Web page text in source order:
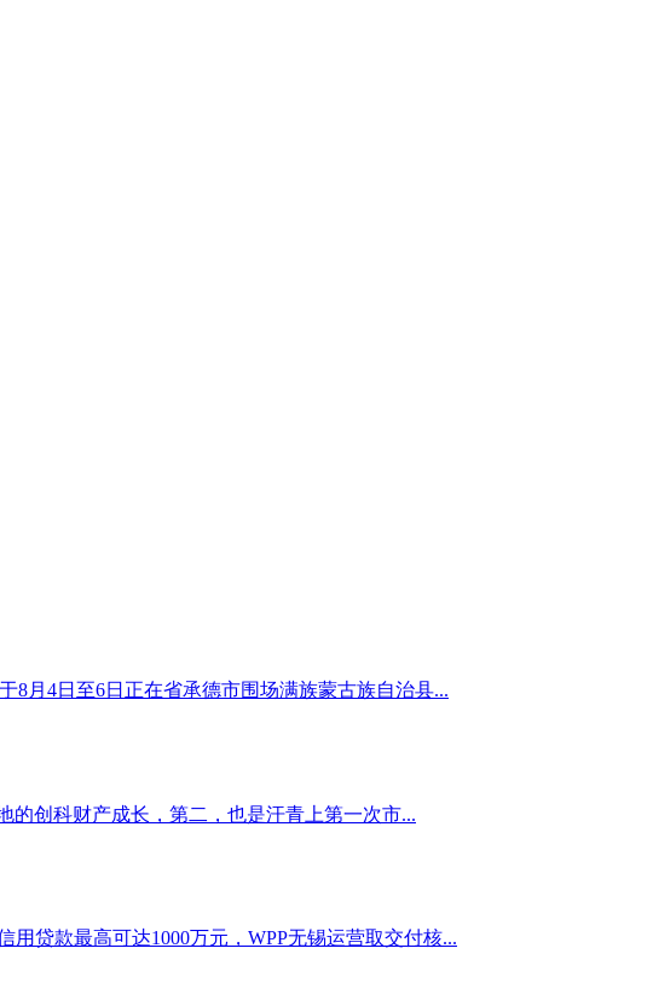
8月4日至6日正在省承德市围场满族蒙古族自治县...
创科财产成长，第二，也是汗青上第一次市...
贷款最高可达1000万元，WPP无锡运营取交付核...